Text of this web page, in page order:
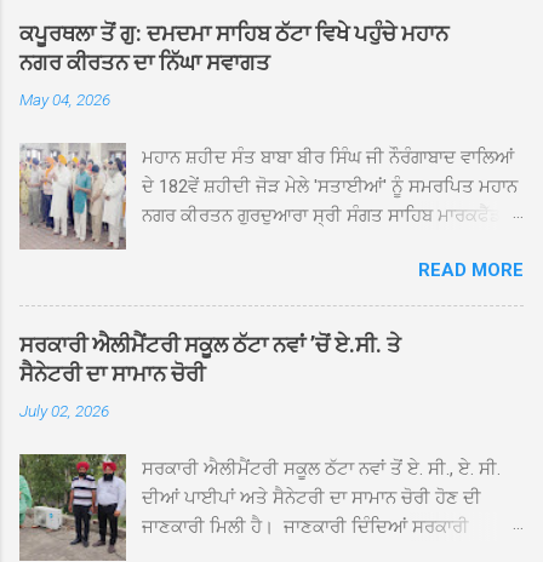
ਕਪੂਰਥਲਾ ਤੋਂ ਗੁ: ਦਮਦਮਾ ਸਾਹਿਬ ਠੱਟਾ ਵਿਖੇ ਪਹੁੰਚੇ ਮਹਾਨ
ਨਗਰ ਕੀਰਤਨ ਦਾ ਨਿੱਘਾ ਸਵਾਗਤ
May 04, 2026
ਮਹਾਨ ਸ਼ਹੀਦ ਸੰਤ ਬਾਬਾ ਬੀਰ ਸਿੰਘ ਜੀ ਨੌਰੰਗਾਬਾਦ ਵਾਲਿਆਂ
ਦੇ 182ਵੇਂ ਸ਼ਹੀਦੀ ਜੋੜ ਮੇਲੇ 'ਸਤਾਈਆਂ' ਨੂੰ ਸਮਰਪਿਤ ਮਹਾਨ
ਨਗਰ ਕੀਰਤਨ ਗੁਰਦੁਆਰਾ ਸ੍ਰੀ ਸੰਗਤ ਸਾਹਿਬ ਮਾਰਕਫੈੱਡ
ਸਰਪ੍ਰਸਤੀ ਹੇਠ, ਪੰਜ ਪਿਆਰਿਆਂ ਦੀ ਅਗਵਾਈ ਵਿੱਚ
ਮਹੱਲਾ ਸੰਤਪੁਰਾ ਤੋਂ ਪ੍ਰਾਰੰਭ ਹੋ ਕੇ ਪਿੰਡ ਭਗਤਪੁਰ,
ਭਗਵਾਨਪੁਰ, ਝੁੱਗੀਆਂ ਗੁਲਾਮ, ਮਜਾਦਪੁਰ, ਕੁੱਲੀਆਂ, ਰੱਤਾ ਨੌ
ਅਬਾਦ, ਕੋਲੀਆਂਵਾਲ, ਅੱਡਾ ਸਾਬੂਵਾਲ, ਦਰੀਏਵਾਲ,
ਵਿਖੇ ਪਹੁੰਚਣ ’ਤੇ ਮੁੱਖ ਸੇਵਾਦਾਰ ਸੰਤ ਬਾਬਾ ਹਰਜੀਤ ਸਿੰਘ ਤੇ
ਇਲਾਕੇ ਦੀਆਂ ਸੰਗਤਾਂ ਵੱਲੋਂ ਜੈਕਾਰਿਆਂ ਦੀ ਗੂੰਜ ਵਿਚ ਨਿੱਘਾ
ਸਵਾਗਤ ਕੀਤਾ ਗਿਆ। ਗੁਰਦੁਆਰਾ ਸ੍ਰੀ ਦਮਦਮਾ ਸਾਹਿਬ
READ MORE
ਸਰਕਾਰੀ ਐਲੀਮੈਂਟਰੀ ਸਕੂਲ ਠੱਟਾ ਨਵਾਂ ’ਚੋਂ ਏ.ਸੀ. ਤੇ
ਸੈਨੇਟਰੀ ਦਾ ਸਾਮਾਨ ਚੋਰੀ
July 02, 2026
ਸਰਕਾਰੀ ਐਲੀਮੈਂਟਰੀ ਸਕੂਲ ਠੱਟਾ ਨਵਾਂ ਤੋਂ ਏ. ਸੀ., ਏ. ਸੀ.
ਦੀਆਂ ਪਾਈਪਾਂ ਅਤੇ ਸੈਨੇਟਰੀ ਦਾ ਸਾਮਾਨ ਚੋਰੀ ਹੋਣ ਦੀ
ਜਾਣਕਾਰੀ ਮਿਲੀ ਹੈ। ਜਾਣਕਾਰੀ ਦਿੰਦਿਆਂ ਸਰਕਾਰੀ